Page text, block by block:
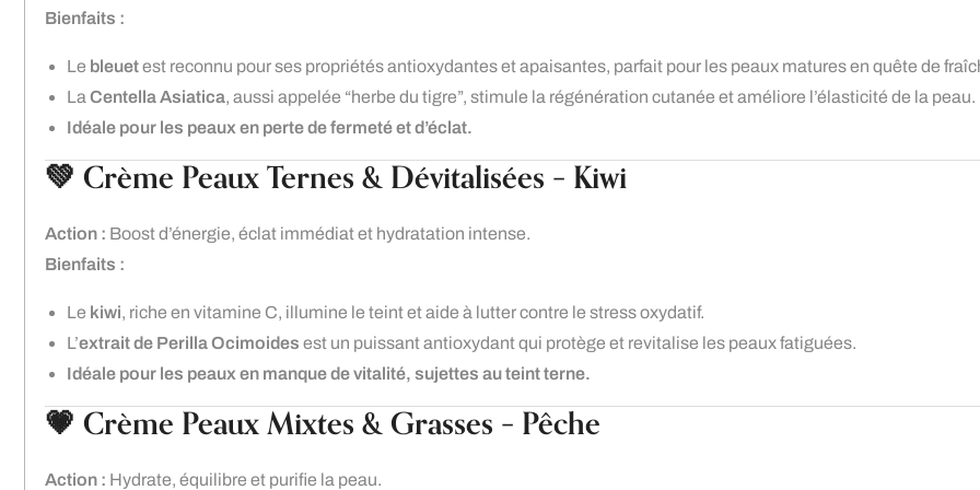
Bienfaits :
Le bleuetest reconnu pour ses propriétés antioxydantes et apaisantes, parfait pour les peaux matures en quête de
La Centella Asiatica, aussi appelée “herbe du tigre”, stimule la régénération cutanée et améliore l’élasticité de la peau.
Idéale pour les peaux en perte de fermeté et d’éclat.
💚 Crème Peaux Ternes & Dévitalisées – Kiwi
Action : Boost d’énergie, éclat immédiat et hydratation intense.
Bienfaits :
Le kiwi, riche en vitamine C, illumine le teint et aide à lutter contre le stress oxydatif.
L’extrait de Perilla Ocimoides est un puissant antioxydant qui protège et revitalise les peaux fatiguées.
Idéale pour les peaux en manque de vitalité, sujettes au teint terne.
💗 Crème Peaux Mixtes & Grasses – Pêche
Action : Hydrate, équilibre et purifie la peau.